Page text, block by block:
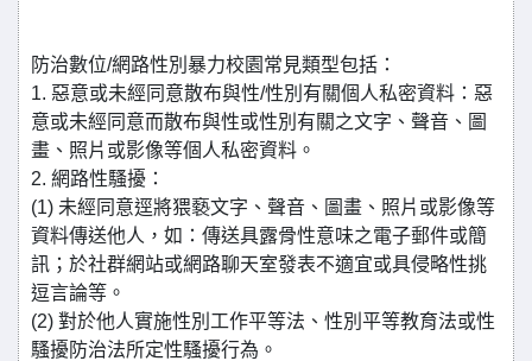
防治數位/網路性別暴力校園常見類型包括：
1. 惡意或未經同意散布與性/性別有關個人私密資料：惡
意或未經同意而散布與性或性別有關之文字、聲音、圖
畫、照片或影像等個人私密資料。
2. 網路性騷擾：
(1) 未經同意逕將猥褻文字、聲音、圖畫、照片或影像等
資料傳送他人，如：傳送具露骨性意味之電子郵件或簡
訊；於社群網站或網路聊天室發表不適宜或具侵略性挑
逗言論等。
(2) 對於他人實施性別工作平等法、性別平等教育法或性
騷擾防治法所定性騷擾行為。